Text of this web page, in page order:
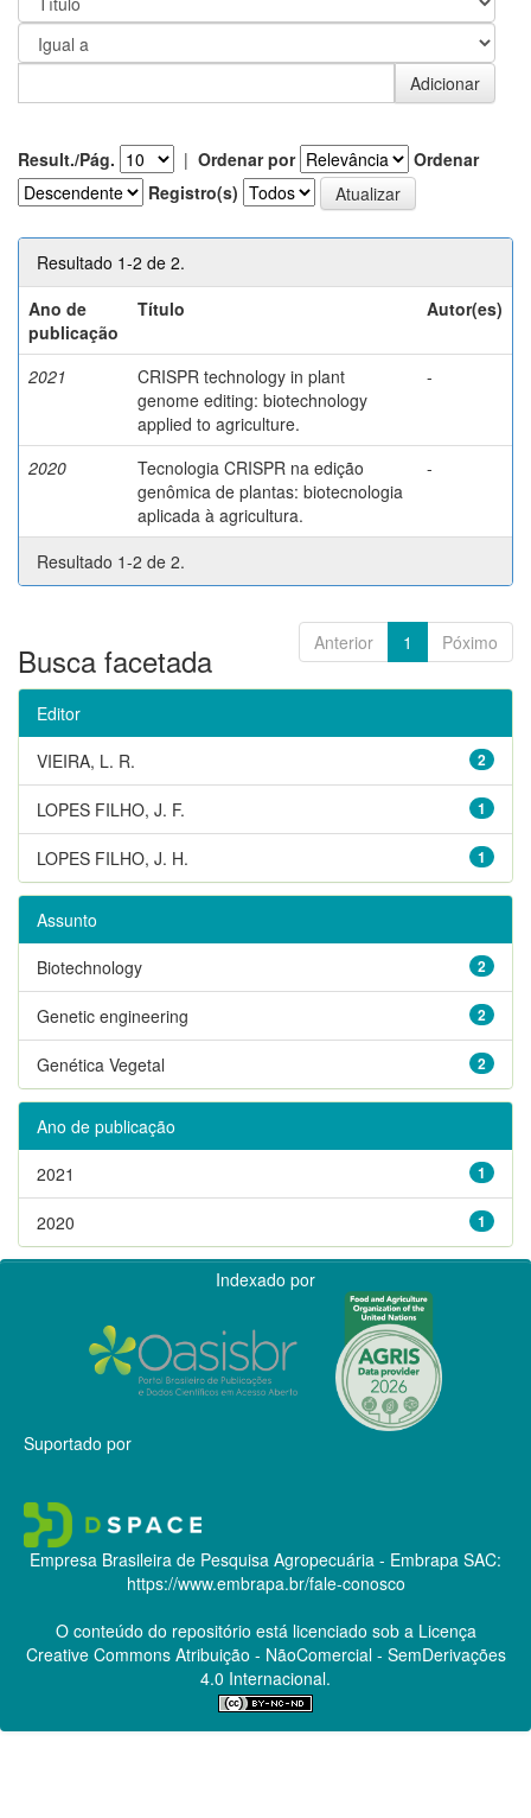
Result./Pág. | Ordenar por
Ordenar
Registro(s)
Resultado 1-2 de 2.
Ano de
publicação
Título Autor(es)
2021
CRISPR technology in plant
genome editing: biotechnology
applied to agriculture.
-
2020
Tecnologia CRISPR na edição
genômica de plantas: biotecnologia
aplicada à agricultura.
-
Resultado 1-2 de 2.
Anterior 1 Póximo
Busca facetada
Editor
2
VIEIRA, L. R.
1
LOPES FILHO, J. F.
1
LOPES FILHO, J. H.
Assunto
2
Biotechnology
2
Genetic engineering
2
Genética Vegetal
Ano de publicação
1
2021
1
2020
Indexado por
Suportado por
Empresa Brasileira de Pesquisa Agropecuária - Embrapa SAC:
https://www.embrapa.br/fale-conosco
O conteúdo do repositório está licenciado sob a Licença
Creative CommonsAtribuição - NãoComercial - SemDerivações
4.0 Internacional.